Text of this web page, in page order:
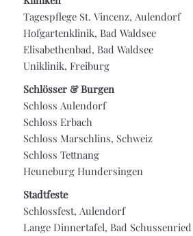
Tagespflege St. Vincenz, Aulendorf
Hofgartenklinik, Bad Waldsee
Elisabethenbad, Bad Waldsee
Uniklinik, Freiburg
Schlösser & Burgen
Schloss Aulendorf
Schloss Erbach
Schloss Marschlins, Schweiz
Schloss Tettnang
Heuneburg Hundersingen
Stadtfeste
Schlossfest, Aulendorf
Lange Dinnertafel, Bad Schussenried